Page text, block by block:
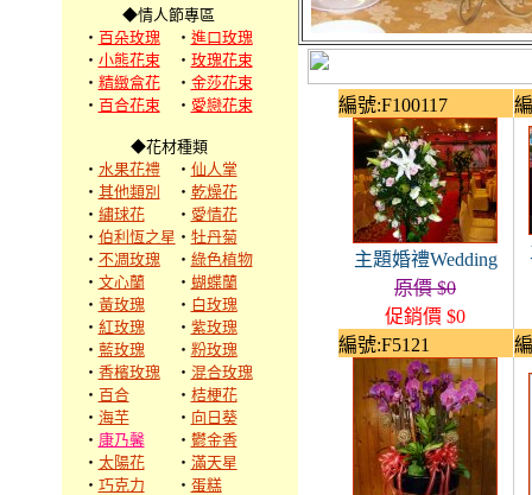
◆情人節專區
‧ 百朵玫瑰 ‧ 進口玫瑰
‧ 小熊花束 ‧ 玫瑰花束
‧ 精緻盒花 ‧ 金莎花束
‧ 百合花束 ‧ 愛戀花束
◆花材種類
‧ 水果花禮 ‧ 仙人掌
‧ 其他類別 ‧ 乾燥花
‧ 繡球花 ‧ 愛情花
‧ 伯利恆之星 ‧ 牡丹菊
‧ 不凋玫瑰 ‧ 綠色植物
‧ 文心蘭 ‧ 蝴蝶蘭
‧ 黃玫瑰 ‧ 白玫瑰
‧ 紅玫瑰 ‧ 紫玫瑰
‧ 藍玫瑰 ‧ 粉玫瑰
‧ 香檳玫瑰 ‧ 混合玫瑰
‧ 百合 ‧ 桔梗花
‧ 海芋 ‧ 向日葵
‧ 康乃馨 ‧ 鬱金香
‧ 太陽花 ‧ 滿天星
‧ 巧克力 ‧ 蛋糕
編號:F100117
主題婚禮Wedding
原價 $0
促銷價 $0
編號:F5121